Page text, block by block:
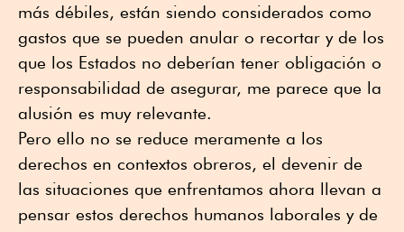
más débiles, están siendo considerados como
gastos que se pueden anular o recortar y de los
que los Estados no deberían tener obligación o
responsabilidad de asegurar, me parece que la
alusión es muy relevante.
Pero ello no se reduce meramente a los
derechos en contextos obreros, el devenir de
las situaciones que enfrentamos ahora llevan a
pensar estos derechos humanos laborales y de